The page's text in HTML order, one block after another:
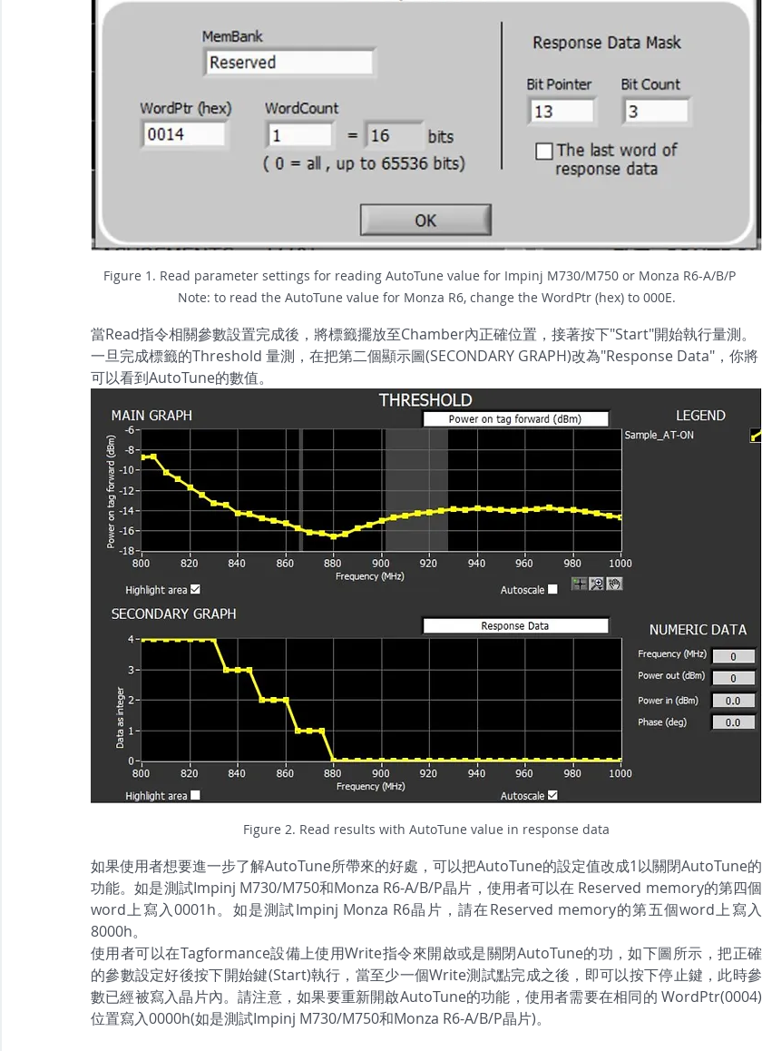
Figure 1. Read parameter settings for reading AutoTune value for Impinj M730/M750 or Monza R6-A/B/P
Note: to read the AutoTune value for Monza R6, change the WordPtr (hex) to 000E.
當Read指令相關參數設置完成後，將標籤擺放至Chamber內正確位置，接著按下"Start"開始執行量測。
一旦完成標籤的Threshold 量測，在把第二個顯示圖(SECONDARY GRAPH)改為"Response Data"，你將
可以看到AutoTune的數值。
Figure 2. Read results with AutoTune value in response data
如果使用者想要進一步了解AutoTune所帶來的好處，可以把AutoTune的設定值改成1以關閉AutoTune的
功能。如是測試Impinj M730/M750和Monza R6-A/B/P晶片，使用者可以在 Reserved memory的第四個
word上寫入0001h。如是測試Impinj Monza R6晶片，請在Reserved memory的第五個word上寫入
8000h。
使用者可以在Tagformance設備上使用Write指令來開啟或是關閉AutoTune的功，如下圖所示，把正確
的參數設定好後按下開始鍵(Start)執行，當至少一個Write測試點完成之後，即可以按下停止鍵，此時參
數已經被寫入晶片內。請注意，如果要重新開啟AutoTune的功能，使用者需要在相同的 WordPtr(0004)
位置寫入0000h(如是測試Impinj M730/M750和Monza R6-A/B/P晶片)。